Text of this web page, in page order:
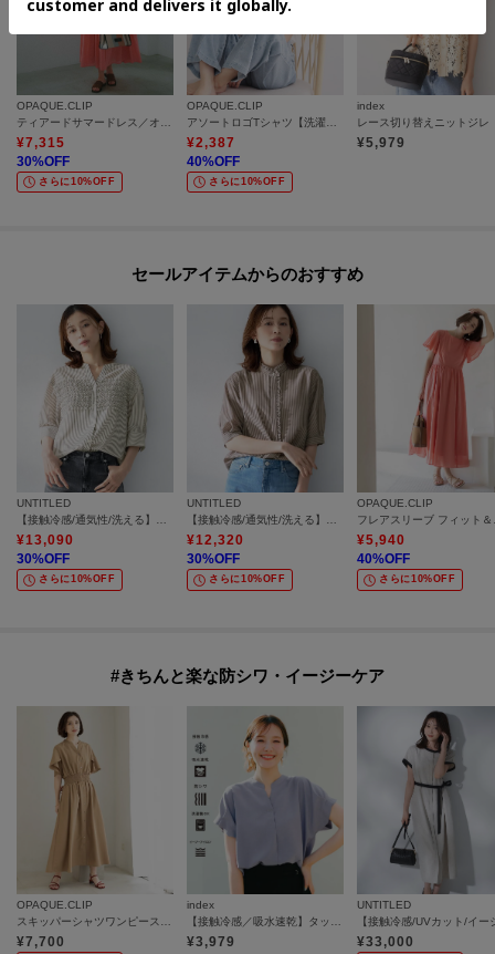
OPAQUE.CLIP
¥7,315
30%OFF
さらに10%OFF
OPAQUE.CLIP
¥2,387
40%OFF
さらに10%OFF
index
¥5,979
セールアイテムからのおすすめ
UNTITLED
【接触冷感/通気性/洗える】フロントフリルブラウス
¥13,090
30%OFF
さらに10%OFF
UNTITLED
【接触冷感/通気性/洗える】スタンドカラーフリルブラウス
¥12,320
30%OFF
さらに10%OFF
OPAQUE.CLIP
フレア
¥5,940
40%OFF
さらに10%OFF
#きちんと楽な防シワ・イージーケア
OPAQUE.CLIP
¥7,700
index
¥3,979
UNTITLED
¥33,000